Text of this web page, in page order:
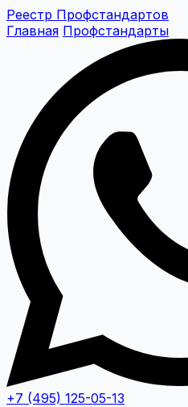
Реестр Профстандартов
Главная Профстандарты
+7 (495) 125-05-13